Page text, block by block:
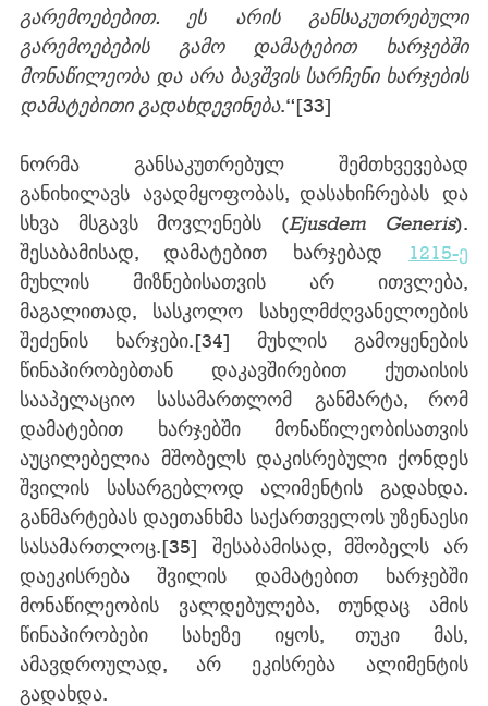
გარემოებებით. ეს არის განსაკუთრებული
გარემოებების გამო დამატებით ხარჯებში
მონაწილეობა და არა ბავშვის სარჩენი ხარჯების
დამატებითი გადახდევინება.“[33]
ნორმა განსაკუთრებულ შემთხვევებად
განიხილავს ავადმყოფობას, დასახიჩრებას და
სხვა მსგავს მოვლენებს (Ejusdem Generis).
შესაბამისად, დამატებით ხარჯებად 1215-ე
მუხლის მიზნებისათვის არ ითვლება,
მაგალითად, სასკოლო სახელმძღვანელოების
შეძენის ხარჯები.[34] მუხლის გამოყენების
წინაპირობებთან დაკავშირებით ქუთაისის
სააპელაციო სასამართლომ განმარტა, რომ
დამატებით ხარჯებში მონაწილეობისათვის
აუცილებელია მშობელს დაკისრებული ქონდეს
შვილის სასარგებლოდ ალიმენტის გადახდა.
განმარტებას დაეთანხმა საქართველოს უზენაესი
სასამართლოც.[35] შესაბამისად, მშობელს არ
დაეკისრება შვილის დამატებით ხარჯებში
მონაწილეობის ვალდებულება, თუნდაც ამის
წინაპირობები სახეზე იყოს, თუკი მას,
ამავდროულად, არ ეკისრება ალიმენტის
გადახდა.